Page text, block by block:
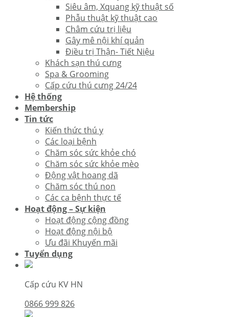
Siêu âm, Xquang kỹ thuật số
Phẫu thuật kỹ thuật cao
Châm cứu trị liệu
Gây mê nội khí quản
Điều trị Thận- Tiết Niệu
Khách sạn thú cưng
Spa & Grooming
Cấp cứu thú cưng 24/24
Hệ thống
Membership
Tin tức
Kiến thức thú y
Các loại bệnh
Chăm sóc sức khỏe chó
Chăm sóc sức khỏe mèo
Động vật hoang dã
Chăm sóc thú non
Các ca bệnh thực tế
Hoạt động – Sự kiện
Hoạt động cộng đồng
Hoạt động nội bộ
Ưu đãi Khuyến mãi
Tuyển dụng
Cấp cứu KV HN
0866 999 826